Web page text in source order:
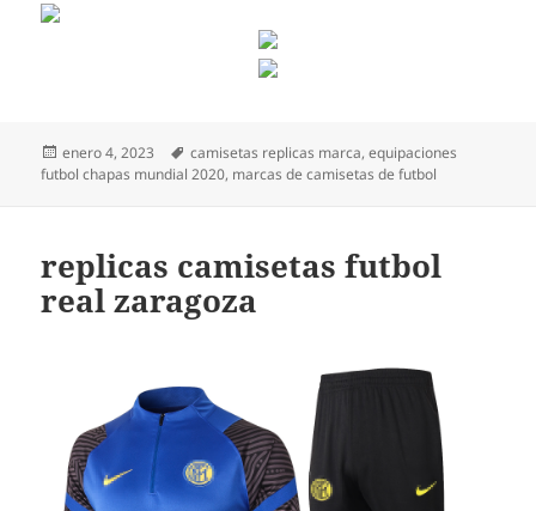
Publicado
el
enero 4, 2023 Etiquetas
camisetas replicas marca,equipaciones
futbol chapas mundial 2020, marcas de camisetas de futbol
replicas camisetas futbol
real zaragoza